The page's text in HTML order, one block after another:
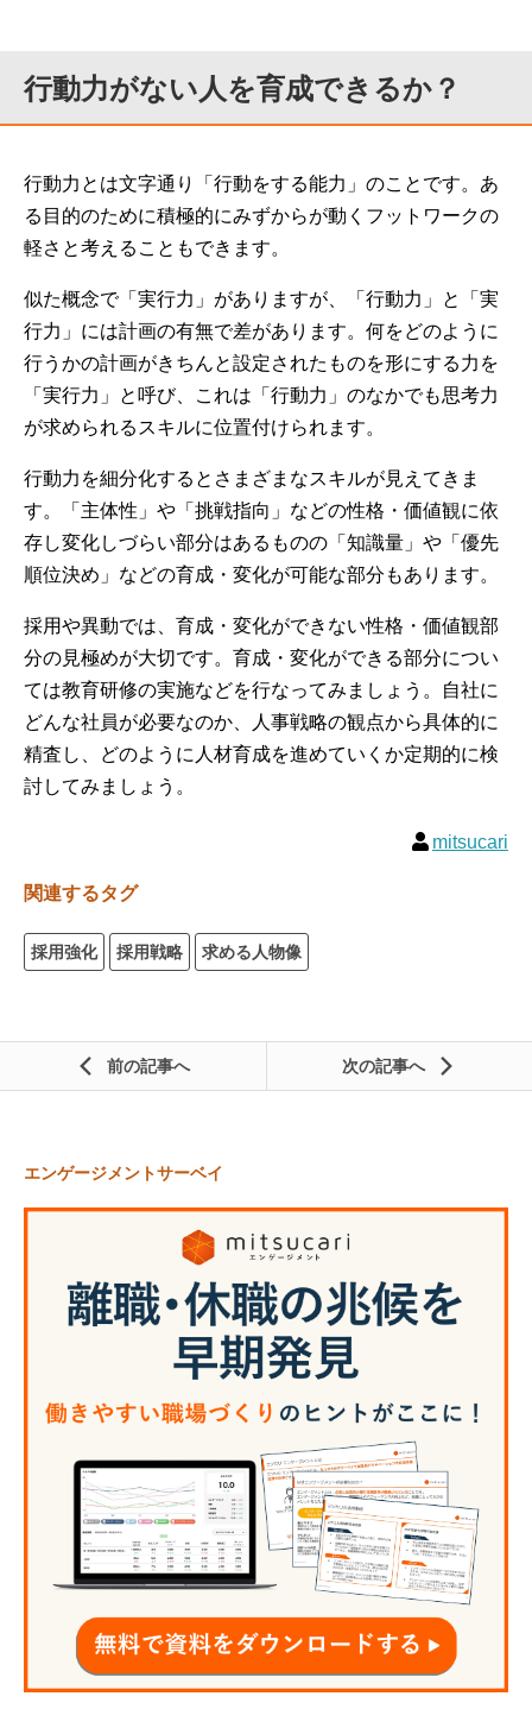
行動力がない人を育成できるか？
行動力とは文字通り「行動をする能力」のことです。あ
る目的のために積極的にみずからが動くフットワークの
軽さと考えることもできます。
似た概念で「実行力」がありますが、「行動力」と「実
行力」には計画の有無で差があります。何をどのように
行うかの計画がきちんと設定されたものを形にする力を
「実行力」と呼び、これは「行動力」のなかでも思考力
が求められるスキルに位置付けられます。
行動力を細分化するとさまざまなスキルが見えてきま
す。「主体性」や「挑戦指向」などの性格・価値観に依
存し変化しづらい部分はあるものの「知識量」や「優先
順位決め」などの育成・変化が可能な部分もあります。
採用や異動では、育成・変化ができない性格・価値観部
分の見極めが大切です。育成・変化ができる部分につい
ては教育研修の実施などを行なってみましょう。自社に
どんな社員が必要なのか、人事戦略の観点から具体的に
精査し、どのように人材育成を進めていくか定期的に検
討してみましょう。
mitsucari
関連するタグ
採用強化 採用戦略 求める人物像
前の記事 次の記事
エンゲージメントサーベイ